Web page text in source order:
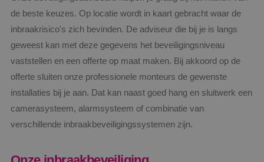
de beste keuzes. Op locatie wordt in kaart gebracht waar de
inbraakrisico's zich bevinden. De adviseur die bij je is langs
geweest kan met deze gegevens het beveiligingsniveau
vaststellen en een offerte op maat maken. Bij akkoord op de
offerte sluiten onze professionele monteurs de gewenste
installaties bij je aan. Dat kan naast goed hang en sluitwerk een
camerasysteem, alarmsysteem of combinatie van
verschillende inbraakbeveiligingssystemen zijn.